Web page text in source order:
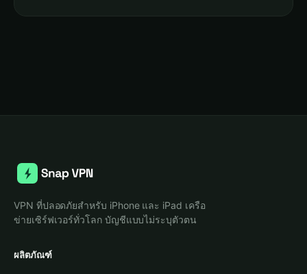
VPN ที่ปลอดภัยสำหรับ iPhone และ iPad เครือ
ข่ายเซิร์ฟเวอร์ทั่วโลก บัญชีแบบไม่ระบุตัวตน
ผลิตภัณฑ์